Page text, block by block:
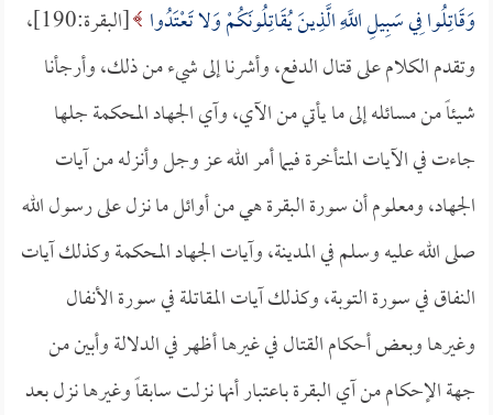
وَقَاتِلُوا فِي سَبِيلِ اللَّهِ الَّذِينَ يُقَاتِلُونَكُمْ وَلا تَعْتَدُوا
[البقرة:190]،
وتقدم الكلام على قتال الدفع، وأشرنا إلى شيء من ذلك، وأرجأنا
شيئاً من مسائله إلى ما يأتي من الآي، وآي الجهاد المحكمة جلها
جاءت في الآيات المتأخرة فيما أمر الله عز وجل وأنزله من آيات
الجهاد، ومعلوم أن سورة البقرة هي من أوائل ما نزل على رسول الله
صلى الله عليه وسلم في المدينة، وآيات الجهاد المحكمة وكذلك آيات
النفاق في سورة التوبة، وكذلك آيات المقاتلة في سورة الأنفال
وغيرها وبعض أحكام القتال في غيرها أظهر في الدلالة وأبين من
جهة الإحكام من آي البقرة باعتبار أنها نزلت سابقاً وغيرها نزل بعد